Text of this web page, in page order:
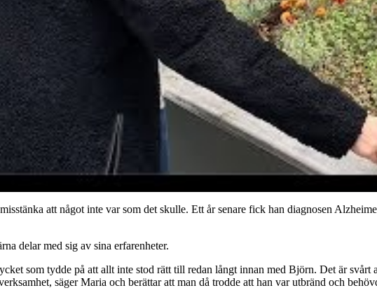
att något inte var som det skulle. Ett år senare fick han diagnosen
delar med sig av sina erfarenheter.
som tydde på att allt inte stod rätt till redan långt innan med Björn. Det är
säger Maria och berättar att man då trodde att han var utbränd och